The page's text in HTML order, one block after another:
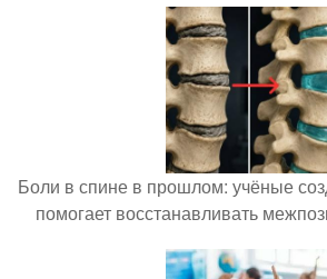
Боли в спине в прошлом: учёные
помогает восстанавливать